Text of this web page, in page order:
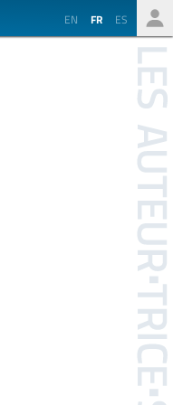
EN FR ES